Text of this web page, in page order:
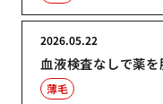
血液検査なしで薬
2026.05.22
薄毛